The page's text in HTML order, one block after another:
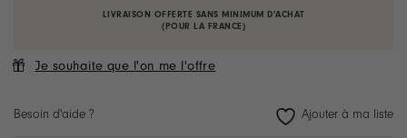
LIVRAISON OFFERTE SANS MINIMUM D'ACHAT
(POUR LA FRANCE)
Je souhaite que l'on me l'offre
Besoin d'aide ?